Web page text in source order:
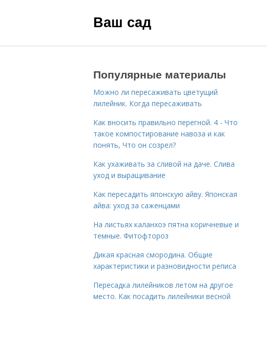
Ваш сад
Популярные материалы
Можно ли пересаживать цветущий
лилейник. Когда пересаживать
Как вносить правильно перегной. 4 - Что
такое компостирование навоза и как
понять, Что он созрел?
Как ухаживать за сливой на даче. Слива
уход и выращивание
Как пересадить японскую айву. Японская
айва: уход за саженцами
На листьях каланхоэ пятна коричневые и
темные. Фитофтороз
Дикая красная смородина. Общие
характеристики и разновидности реписа
Пересадка лилейников летом на другое
место. Как посадить лилейники весной